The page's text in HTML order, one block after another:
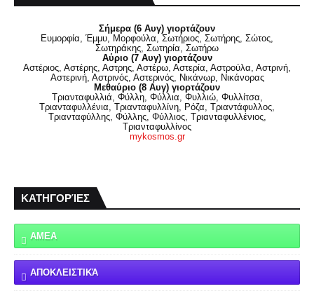
Σήμερα (6 Αυγ) γιορτάζουν
Ευμορφία, Έμμυ, Μορφούλα, Σωτήριος, Σωτήρης, Σώτος,
Σωτηράκης, Σωτηρία, Σωτήρω
Αύριο (7 Αυγ) γιορτάζουν
Αστέριος, Αστέρης, Αστρης, Αστέρω, Αστερία, Αστρούλα, Αστρινή,
Αστερινή, Αστρινός, Αστερινός, Νικάνωρ, Νικάνορας
Μεθαύριο (8 Αυγ) γιορτάζουν
Τριανταφυλλιά, Φύλλη, Φύλλια, Φυλλιώ, Φυλλίτσα,
Τριανταφυλλένια, Τριανταφυλλίνη, Ρόζα, Τριαντάφυλλος,
Τριανταφύλλης, Φύλλης, Φύλλιος, Τριανταφυλλένιος,
Τριανταφυλλίνος
mykosmos.gr
ΚΑΤΗΓΟΡΊΕΣ
ΑΜΕΑ
ΑΠΟΚΛΕΙΣΤΙΚΆ